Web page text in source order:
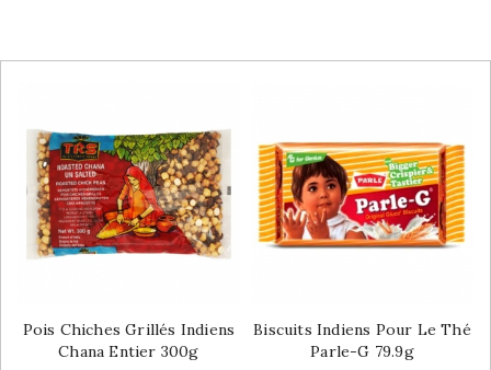
Pois Chiches Grillés Indiens
Chana Entier 300g
Biscuits Indiens Pour Le Thé
Parle-G 79.9g